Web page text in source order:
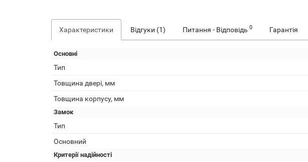
Характеристики Відгуки (1) Питання - Відповідь 0 Гарантія
Основні
Тип
Товщина двері, мм
Товщина корпусу, мм
Замок
Тип
Основний
Критерії надійності